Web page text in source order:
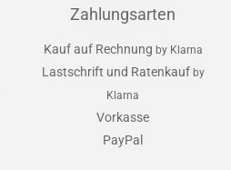
Zahlungsarten
Kauf auf Rechnung by Klarna
Lastschrift und Ratenkauf by
Klarna
Vorkasse
PayPal